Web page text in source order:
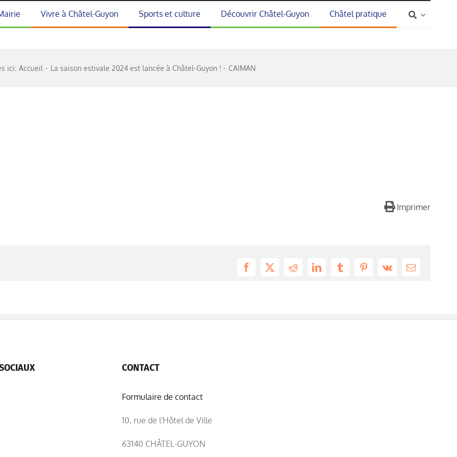
Vivre à Châtel-Guyon Sports et culture Découvrir Châtel-Guyon Châtel pratique
ici: Accueil La saison estivale 2024 est lancée à Châtel-Guyon ! CAIMAN
Imprimer
Facebook
X RedditLinkedInTumblrPinterest
Vk Email
CONTACT
Formulaire de contact
10, rue de l'Hôtel de Ville
63140 CHÂTEL-GUYON